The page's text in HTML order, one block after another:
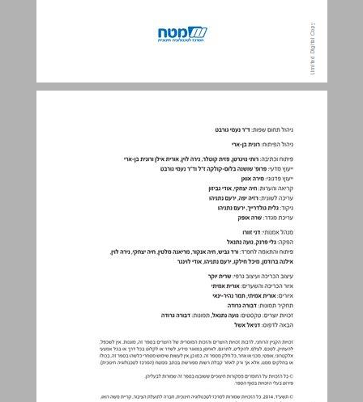
תכן הענינים ... 3